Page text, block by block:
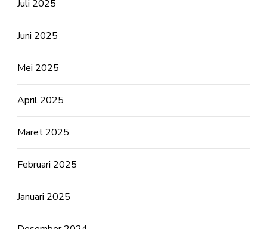
Juli 2025
Juni 2025
Mei 2025
April 2025
Maret 2025
Februari 2025
Januari 2025